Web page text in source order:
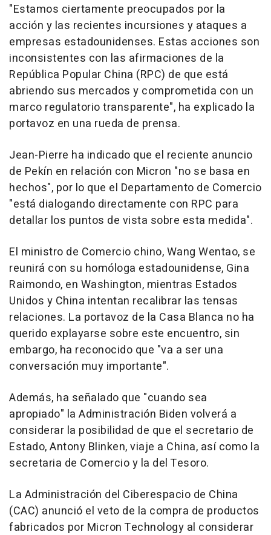
"Estamos ciertamente preocupados por la
acción y las recientes incursiones y ataques a
empresas estadounidenses. Estas acciones son
inconsistentes con las afirmaciones de la
República Popular China (RPC) de que está
abriendo sus mercados y comprometida con un
marco regulatorio transparente", ha explicado la
portavoz en una rueda de prensa.
Jean-Pierre ha indicado que el reciente anuncio
de Pekín en relación con Micron "no se basa en
hechos", por lo que el Departamento de Comercio
"está dialogando directamente con RPC para
detallar los puntos de vista sobre esta medida".
El ministro de Comercio chino, Wang Wentao, se
reunirá con su homóloga estadounidense, Gina
Raimondo, en Washington, mientras Estados
Unidos y China intentan recalibrar las tensas
relaciones. La portavoz de la Casa Blanca no ha
querido explayarse sobre este encuentro, sin
embargo, ha reconocido que "va a ser una
conversación muy importante".
Además, ha señalado que "cuando sea
apropiado" la Administración Biden volverá a
considerar la posibilidad de que el secretario de
Estado, Antony Blinken, viaje a China, así como la
secretaria de Comercio y la del Tesoro.
La Administración del Ciberespacio de China
(CAC) anunció el veto de la compra de productos
fabricados por Micron Technology al considerar